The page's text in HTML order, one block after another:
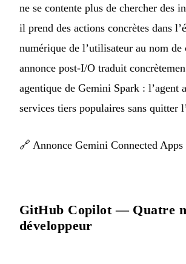
ne se contente plus de chercher des
il prend des actions concrètes dans
numérique de l’utilisateur au nom
annonce post-I/O traduit
agentique de Gemini Spark : l’agent
services tiers populaires sans quitter
🔗 Annonce Gemini Connected Apps
GitHub Copilot — Quatre
développeur